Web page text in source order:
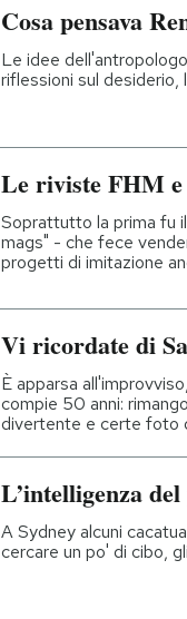
Cosa pensava
Le idee
riflessioni sul desiderio,
Le riviste FHM
Soprattutto la prima fu
mags" - che fece
progetti di imitazione
Vi ricordate di
È apparsa
compie 50 anni:
divertente e certe foto
L’intelligenza
A Sydney alcuni
cercare un po' di cibo,